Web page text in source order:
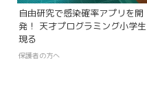
自由研究で感染確率アプリを開
発！ 天才プログラミング小学生
現る
保護者の方へ